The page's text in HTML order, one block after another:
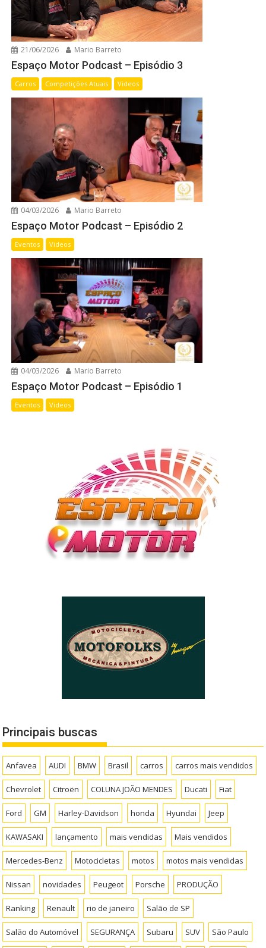
21/06/2026 Mario Barreto
Espaço Motor Podcast – Episódio 3
Carros Competições Atuais Videos
04/03/2026 Mario Barreto
Espaço Motor Podcast – Episódio 2
Eventos Videos
04/03/2026 Mario Barreto
Espaço Motor Podcast – Episódio 1
Eventos Videos
Principais buscas
Anfavea AUDI BMW Brasil carros carros mais vendidos
Chevrolet Citroën COLUNA JOÃO MENDES Ducati Fiat
Ford GM Harley-Davidson honda Hyundai Jeep
KAWASAKI lançamento mais vendidas Mais vendidos
Mercedes-Benz Motocicletas motos motos mais vendidas
Nissan novidades Peugeot Porsche PRODUÇÃO
Ranking Renault rio de janeiro Salão de SP
Salão do Automóvel SEGURANÇA Subaru SUV São Paulo